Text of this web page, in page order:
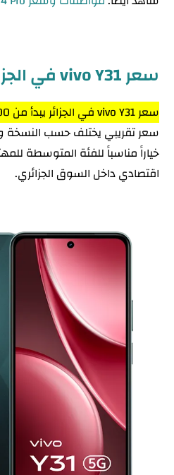
سعر vivo Y31 في الجزائر
سعر vivo Y31 في الجزائر يبدأ من 39,000 دينار جزائري
سعر تقريبي يختلف حسب النسخة
خياراً مناسباً للفئة المتوسطة
اقتصادي داخل السوق الجزائري.